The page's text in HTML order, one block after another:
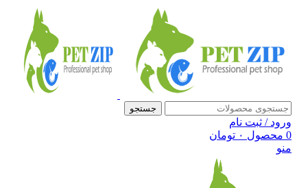
جستجو
ورود / ثبت نام
0 محصول ۰ تومان
منو